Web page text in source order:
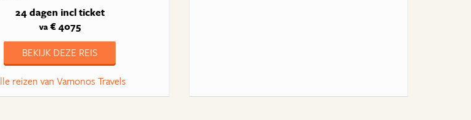
24 dagen incl ticket
va€ 4075
BEKIJK DEZE REIS
reizen van Vamonos Travels